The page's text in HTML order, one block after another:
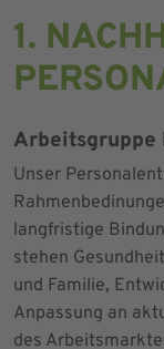
1.
Arbeitsgruppe
Unser
langfristige
stehen
und Familie,
Anpassung an
des